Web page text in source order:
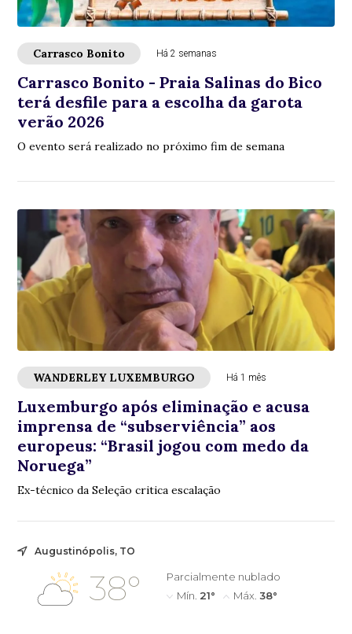
Carrasco Bonito Há 2 semanas
Carrasco Bonito - Praia Salinas do Bico
terá desfile para a escolha da garota
verão 2026
O evento será realizado no próximo fim de semana
WANDERLEY LUXEMBURGO Há 1 mês
Luxemburgo após eliminação e acusa
imprensa de “subserviência” aos
europeus: “Brasil jogou com medo da
Noruega”
Ex-técnico da Seleção critica escalação
Augustinópolis, TO
38°
Parcialmente nublado
Mín. 21° Máx. 38°